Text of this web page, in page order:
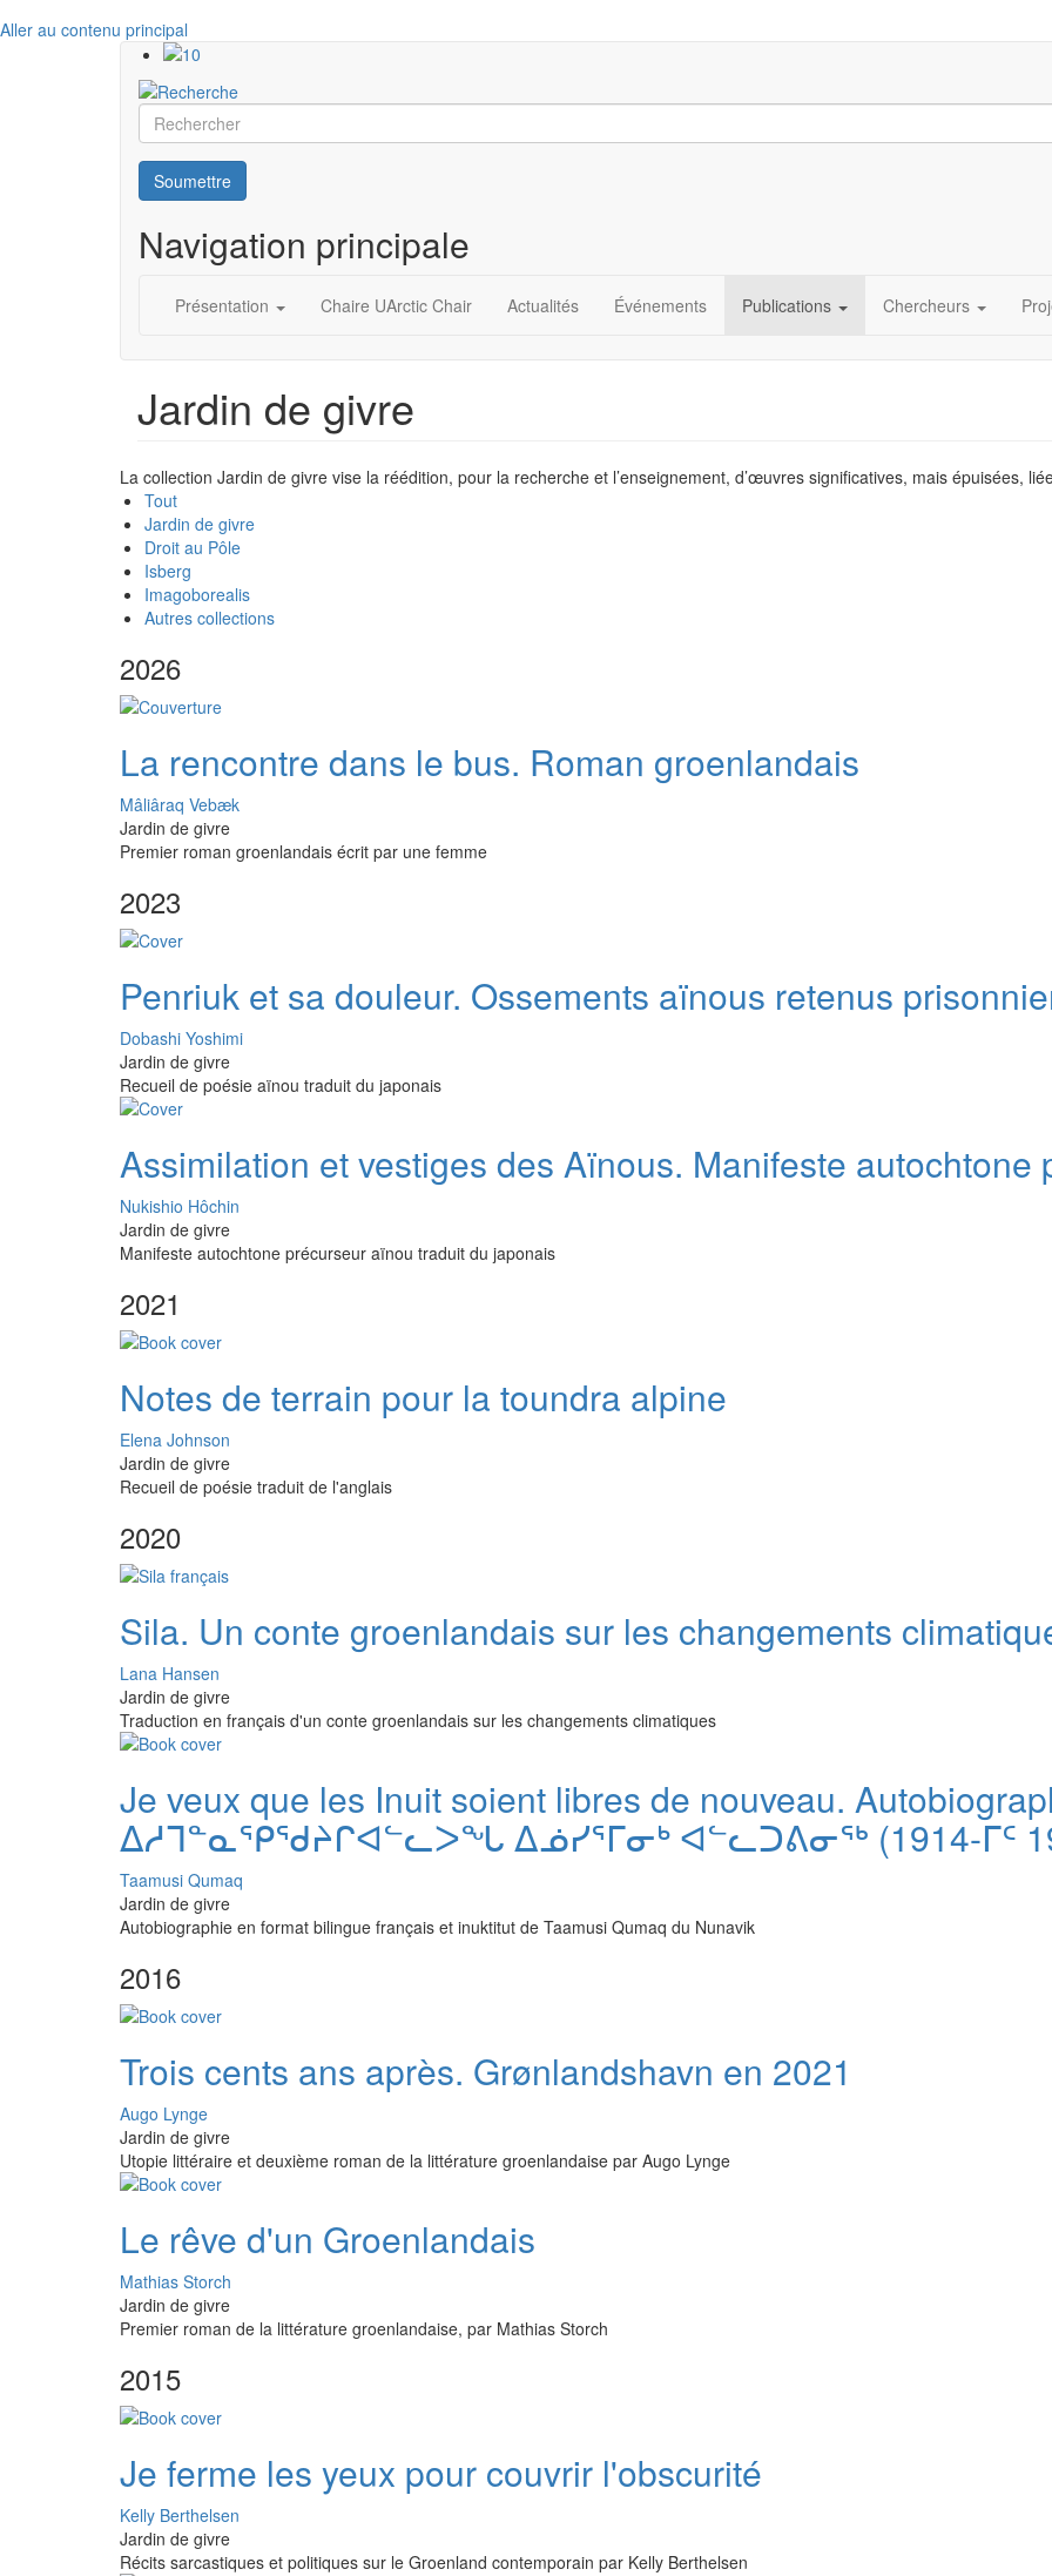
Aller au contenu principal
Rechercher
Soumettre
Navigation principale
Présentation Chaire UArctic Chair Actualités Événements Publications Chercheurs
Jardin de givre
La collection Jardin de givre vise la réédition, pour la recherche et l’enseignement, d’œuvres significatives, mais épuisées,
Tout
Jardin de givre
Droit au Pôle
Isberg
Imagoborealis
Autres collections
2026
La rencontre dans le bus. Roman groenlandais
Mâliâraq Vebæk
Jardin de givre
Premier roman groenlandais écrit par une femme
2023
Penriuk et sa douleur. Ossements aïnous retenus
Dobashi Yoshimi
Jardin de givre
Recueil de poésie aïnou traduit du japonais
Assimilation et vestiges des Aïnous. Manifeste autochtone
Nukishio Hôchin
Jardin de givre
Manifeste autochtone précurseur aïnou traduit du japonais
2021
Notes de terrain pour la toundra alpine
Elena Johnson
Jardin de givre
Recueil de poésie traduit de l'anglais
2020
Sila. Un conte groenlandais sur les changements
Lana Hansen
Jardin de givre
Traduction en français d'un conte groenlandais sur les changements climatiques
Je veux que les Inuit soient libres de nouveau.
ᐃᓱᒣᓐᓇᕿᖁᔨᒋᐊᓪᓚᐳᖓ ᐃᓅᓯᕐᒥᓂᒃ ᐊᓪᓚᑐᕕᓂᖅ (1914-ᒥᑦ
Taamusi Qumaq
Jardin de givre
Autobiographie en format bilingue français et inuktitut de Taamusi Qumaq du Nunavik
2016
Trois cents ans après. Grønlandshavn en 2021
Augo Lynge
Jardin de givre
Utopie littéraire et deuxième roman de la littérature groenlandaise par Augo Lynge
Le rêve d'un Groenlandais
Mathias Storch
Jardin de givre
Premier roman de la littérature groenlandaise, par Mathias Storch
2015
Je ferme les yeux pour couvrir l'obscurité
Kelly Berthelsen
Jardin de givre
Récits sarcastiques et politiques sur le Groenland contemporain par Kelly Berthelsen